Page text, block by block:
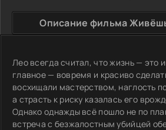
Описание фильма
Лео всегда считал, что жизнь — это
главное — вовремя и красиво
восхищали мастерством, наглость
а страсть к риску казалась его
Однако однажды всё пошло не по
встреча с безжалостным убийцей